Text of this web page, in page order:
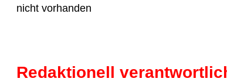
nicht vorhanden
Redaktionell